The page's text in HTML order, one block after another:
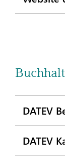
DATEV
DATEV